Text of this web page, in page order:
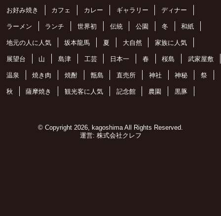
お好み焼き カフェ カレー ギャラリー ディナー
ラーメン ランチ 世界初 伝統 公園 冬 和紙
地元の人に人気 坂本龍馬 夏 大自然 家族に人気
展望台 山 島津 工芸 日本一 春 桜島 武家屋敷
温泉 焼き肉 焼酎 甑島 直売所 神社 神秘 祭
秋 薩摩焼き 観光客に人気 記念館 農園 黒豚
© Copyright 2026, kagoshima All Rights Reserved.
運営: 株式会社クレフ